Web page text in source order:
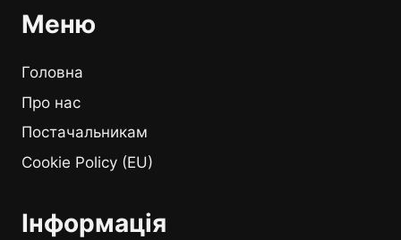
Меню
Головна
Про нас
Постачальникам
Cookie Policy (EU)
Інформація